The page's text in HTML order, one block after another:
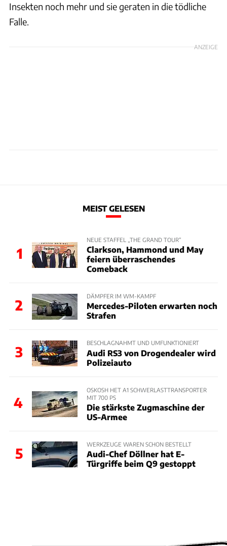
Insekten noch mehr und sie geraten in die tödliche
Falle.
ANZEIGE
MEIST GELESEN
1
NEUE STAFFEL „THE GRAND TOUR“
Clarkson, Hammond und May
feiern überraschendes
Comeback
2
DÄMPFER IM WM-KAMPF
Mercedes-Piloten erwarten noch
Strafen
3
BESCHLAGNAHMT UND UMFUNKTIONIERT
Audi RS3 von Drogendealer wird
Polizeiauto
4
OSKOSH HET A1 SCHWERLASTTRANSPORTER
MIT 700 PS
Die stärkste Zugmaschine der
US-Armee
5
WERKZEUGE WAREN SCHON BESTELLT
Audi-Chef Döllner hat E-
Türgriffe beim Q9 gestoppt